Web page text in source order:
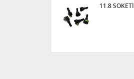
11.8 SOKETİ